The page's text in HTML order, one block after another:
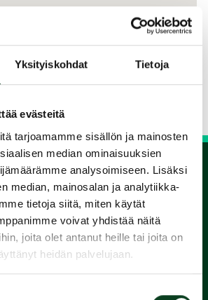
Yksityiskohdat Tietoja
evästeitä
tarjoamamme sisällön ja mainosten
median ominaisuuksien
analysoimiseen. Lisäksi
median, mainosalan ja analytiikka-
tietoja siitä, miten käytät
voivat yhdistää näitä
joita olet antanut heille tai joita on
heidän palvelujaan.